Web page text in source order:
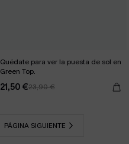
Quédate para ver la puesta de sol en
Green Top.
21,50 €23,90 €
PÁGINA SIGUIENTE